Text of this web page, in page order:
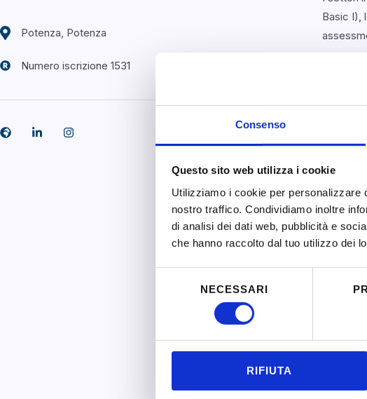
Consenso
Questo sito web utilizza i cookie
Utilizziamo i cookie per personalizzare
nostro traffico. Condividiamo inoltre
di analisi dei dati web, pubblicità e
che hanno raccolto dal tuo utilizzo dei
NECESSARI
RIFIUTA
Potenza, Potenza
Numero iscrizione 1531
Basic I),
Come
La
Svolgo